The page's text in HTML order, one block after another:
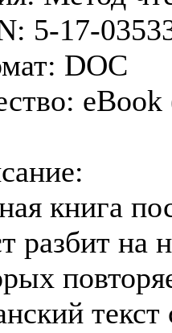
5-17-
DOC
книга
разбит
текст